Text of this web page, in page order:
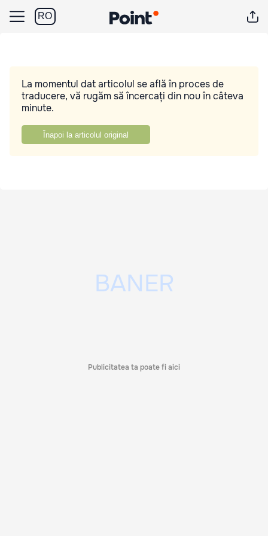
RO
La momentul dat articolul se află în proces de
traducere, vă rugăm să încercați din nou în câteva
minute.
Înapoi la articolul original
Publicitatea ta poate fi aici